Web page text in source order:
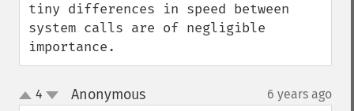
tiny differences in speed between
system calls are of negligible
importance.
up4 Anonymous¶ 6 years ago